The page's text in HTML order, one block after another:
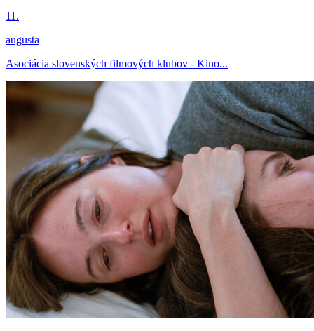
11.
augusta
Asociácia slovenských filmových klubov - Kino...